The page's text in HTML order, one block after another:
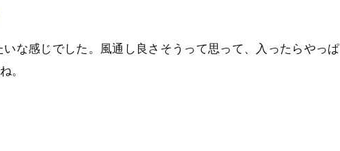
な感じでした。風通し良さそうって思って、入ったらやっぱ
。